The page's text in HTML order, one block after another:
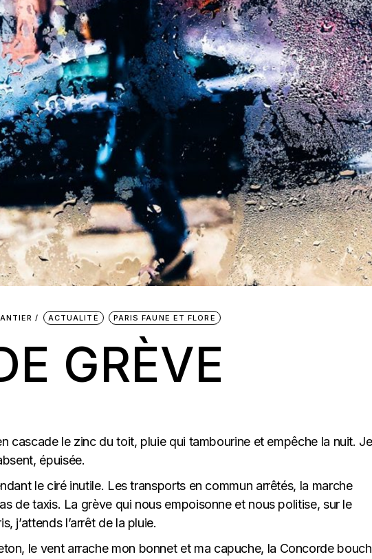
ACTUALITÉ PARIS FAUNE ET FLORE
GRÈVE
cascade le zinc du toit, pluie qui tambourine et empêche la nuit.
épuisée.
le ciré inutile. Les transports en commun arrêtés, la marche
de taxis. La grève qui nous empoisonne et nous politise, sur le
j’attends l’arrêt de la pluie.
le vent arrache mon bonnet et ma capuche, la Concorde